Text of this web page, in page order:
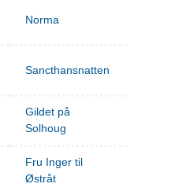
Norma
Sancthansnatten
Gildet på
Solhoug
Fru Inger til
Østråt